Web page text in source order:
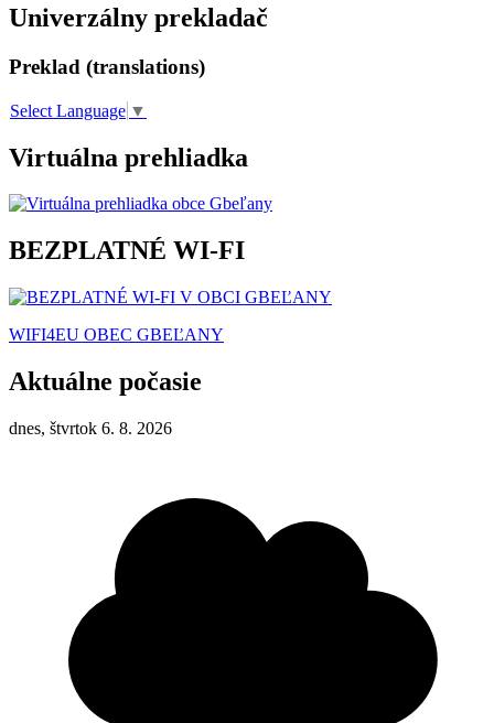
Univerzálny prekladač
Preklad (translations)
Select Language ▼
Virtuálna prehliadka
BEZPLATNÉ WI-FI
WIFI4EU OBEC GBEĽANY
Aktuálne počasie
dnes, štvrtok 6. 8. 2026